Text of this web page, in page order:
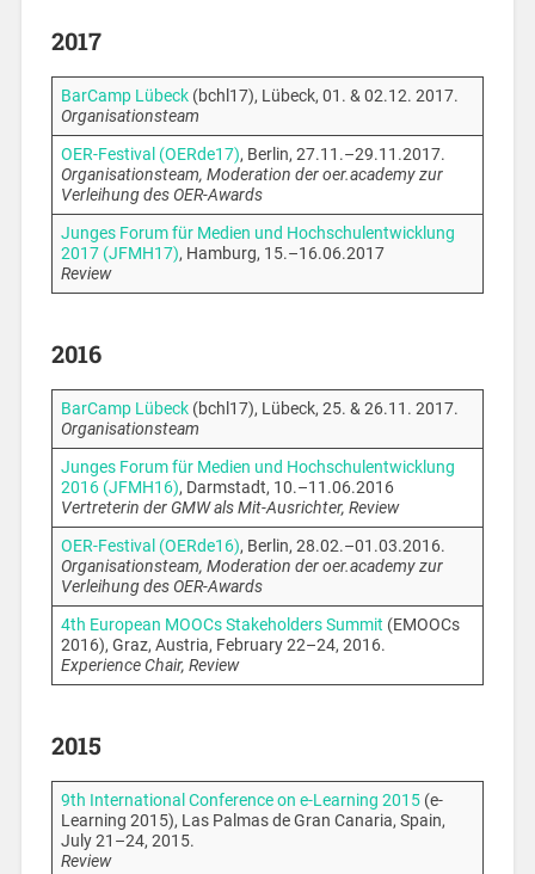
2017
BarCamp Lübeck(bchl17), Lübeck, 01. & 02.12. 2017.
Organisationsteam
OER-Festival (OERde17), Berlin, 27.11.–29.11.2017.
Organisationsteam, Moderation der oer.academy zur
Verleihung des OER-Awards
Junges Forum für Medien und Hochschulentwicklung
2017 (JFMH17), Hamburg, 15.–16.06.2017
Review
2016
BarCamp Lübeck(bchl17), Lübeck, 25. & 26.11. 2017.
Organisationsteam
Junges Forum für Medien und Hochschulentwicklung
2016 (JFMH16), Darmstadt, 10.–11.06.2016
Vertreterin der GMW als Mit-Ausrichter, Review
OER-Festival (OERde16), Berlin, 28.02.–01.03.2016.
Organisationsteam, Moderation der oer.academy zur
Verleihung des OER-Awards
4th European MOOCs Stakeholders Summit (EMOOCs
2016), Graz, Austria, February 22–24, 2016.
Experience Chair, Review
2015
9th International Conference on e-Learning 2015(e-
Learning 2015), Las Palmas de Gran Canaria, Spain,
July 21–24, 2015.
Review